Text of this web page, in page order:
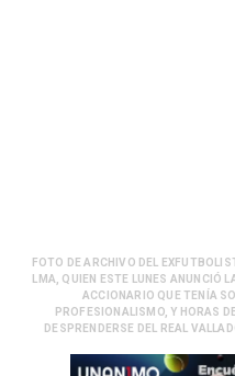
FOTO DE ARCHIVO DEL
LMA, QUIEN ESTE LUNES ANUNCIÓ
ACCIONARIO QUE TENÍA
PROFESIONALISMO, Y HORAS
DESPRENDERSE DEL REAL